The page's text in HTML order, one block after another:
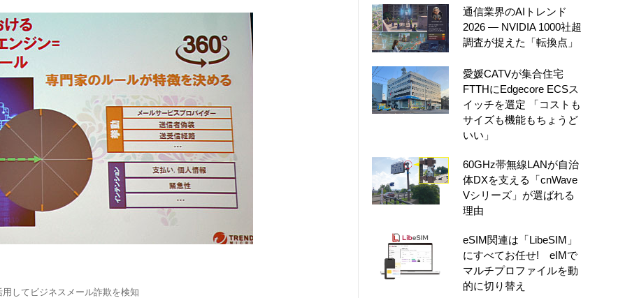
してビジネスメール詐欺を検知
通信業界のAIトレンド
2026 ― NVIDIA 1000社超
調査が捉えた「転換点」
愛媛CATVが集合住宅
FTTHにEdgecore ECSス
イッチを選定 「コストも
サイズも機能もちょうど
いい」
60GHz帯無線LANが自治
体DXを支える「cnWave
Vシリーズ」が選ばれる
理由
eSIM関連は「LibeSIM」
にすべてお任せ! eIMで
マルチプロファイルを動
的に切り替え